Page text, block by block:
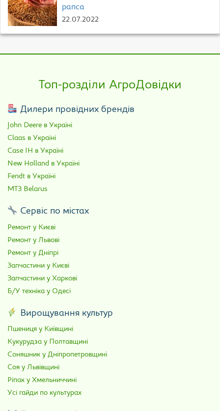
рапса
22.07.2022
Топ-розділи АгроДовідки
Дилери провідних брендів
John Deere в Україні
Claas в Україні
Case IH в Україні
New Holland в Україні
Fendt в Україні
МТЗ Belarus
Сервіс по містах
Ремонт у Києві
Ремонт у Львові
Ремонт у Дніпрі
Запчастини у Києві
Запчастини у Харкові
Б/У техніка у Одесі
Вирощування культур
Пшениця у Київщині
Кукурудза у Полтавщині
Соняшник у Дніпропетровщині
Соя у Львівщині
Ріпак у Хмельниччині
Усі гайди по культурах